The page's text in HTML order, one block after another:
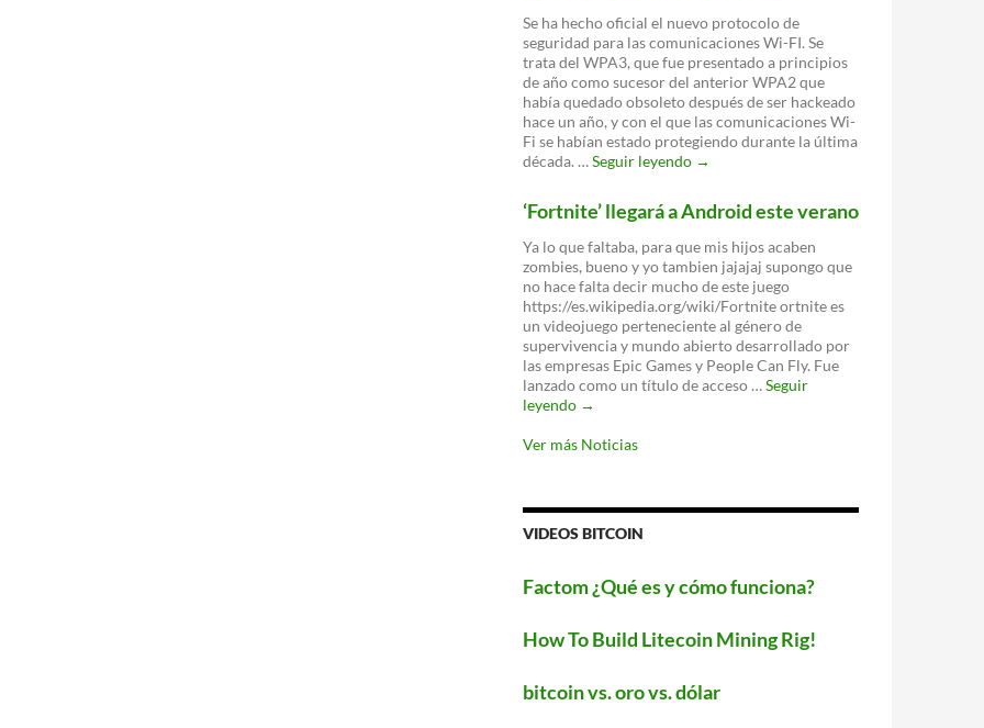
Se ha hecho oficial el nuevo protocolo de
seguridad para las comunicaciones Wi-FI. Se
trata del WPA3, que fue presentado a principios
de año como sucesor del anterior WPA2 que
había quedado obsoleto después de ser hackeado
hace un año, y con el que las comunicaciones Wi-
Fi se habían estado protegiendo durante la última
década. …Seguir leyendo El
es
oficial:
un
nuevo
protocolo
para
proteger
tu
WiFi
→
‘Fortnite’ llegará a Android este verano
Ya lo que faltaba, para que mis hijos acaben
zombies, bueno y yo tambien jajajaj supongo que
no hace falta decir mucho de este juego
https://es.wikipedia.org/wiki/Fortnite ortnite es
un videojuego perteneciente al género de
supervivencia y mundo abierto desarrollado por
las empresas Epic Games y People Can Fly. Fue
lanzado como un título de acceso …Seguir
leyendo ‘Fortnite’
a
→
Ver más Noticias
VIDEOS BITCOIN
Factom ¿Qué es y cómo funciona?
How To Build Litecoin Mining Rig!
bitcoin vs. oro vs. dólar